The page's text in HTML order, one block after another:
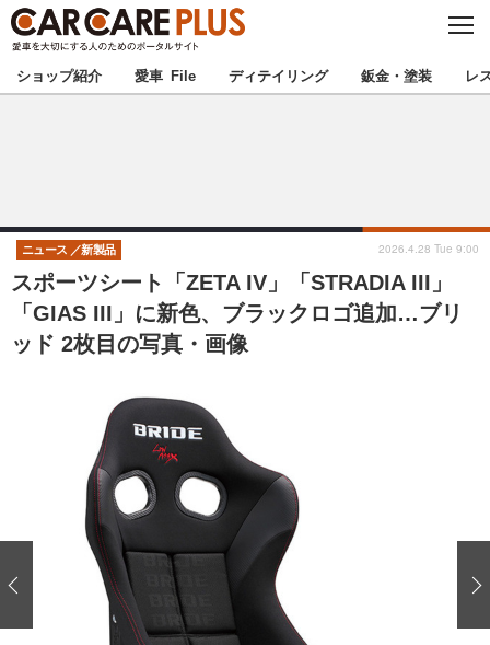
C
S
E
★カーケアプラス認定★ 厳選プロショップを地域から探す
甲信越 北陸
東海 関西
中国
注目の記事
ショップレポート
自動車豆知識 ストップ！不具合修理＆粗悪修理
鈑金・塗装
ディテイリング
ディテイリング
ヘッドライト磨き
フィルム・ラッピング
鈑金・塗装
小キズ直し
ストップ 不具合修理＆粗悪修理
カーメーカー「旧車」関連プロジェ
ショップ紹介
ショップ紹介 愛車 File ディテイリング 鈑金・塗装 レ
スポーツシート「ZETA IV」「STRADIA III」
「GIAS III」に新色、ブラックロゴ追加…ブリ
ッド 2枚目の写真・画像
ニュース 新製品 2026.4.28 Tue 9:00